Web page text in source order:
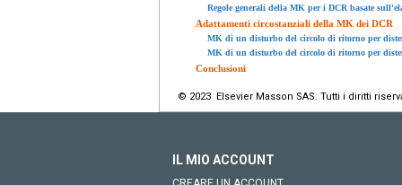
Regole generali della MK per i DCR basate
Adattamenti circostanziali della MK dei DCR
MK di un disturbo del circolo di ritorno per
MK di un disturbo del circolo di ritorno per
Conclusioni
© 2023 Elsevier Masson SAS. Tutti i diritti
IL MIO ACCOUNT